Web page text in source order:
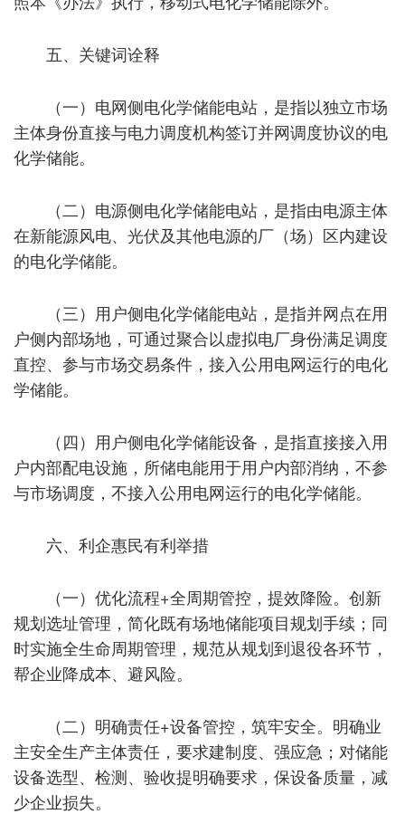
五、关键词诠释
（一）电网侧电化学储能电站，是指以独立市场
主体身份直接与电力调度机构签订并网调度协议的电
化学储能。
（二）电源侧电化学储能电站，是指由电源主体
在新能源风电、光伏及其他电源的厂（场）区内建设
的电化学储能。
（三）用户侧电化学储能电站，是指并网点在用
户侧内部场地，可通过聚合以虚拟电厂身份满足调度
直控、参与市场交易条件，接入公用电网运行的电化
学储能。
（四）用户侧电化学储能设备，是指直接接入用
户内部配电设施，所储电能用于用户内部消纳，不参
与市场调度，不接入公用电网运行的电化学储能。
六、利企惠民有利举措
（一）优化流程+全周期管控，提效降险。创新
规划选址管理，简化既有场地储能项目规划手续；同
时实施全生命周期管理，规范从规划到退役各环节，
帮企业降成本、避风险。
（二）明确责任+设备管控，筑牢安全。明确业
主安全生产主体责任，要求建制度、强应急；对储能
设备选型、检测、验收提明确要求，保设备质量，减
少企业损失。